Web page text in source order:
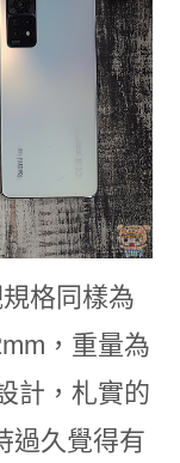
格同樣為
，重量為
計，札實的
過久覺得有